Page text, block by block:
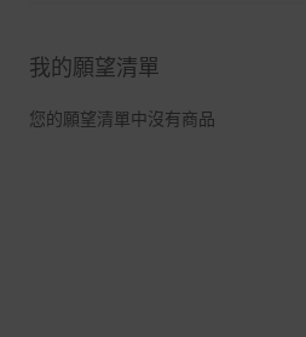
我的願望清單
您的願望清單中沒有商品